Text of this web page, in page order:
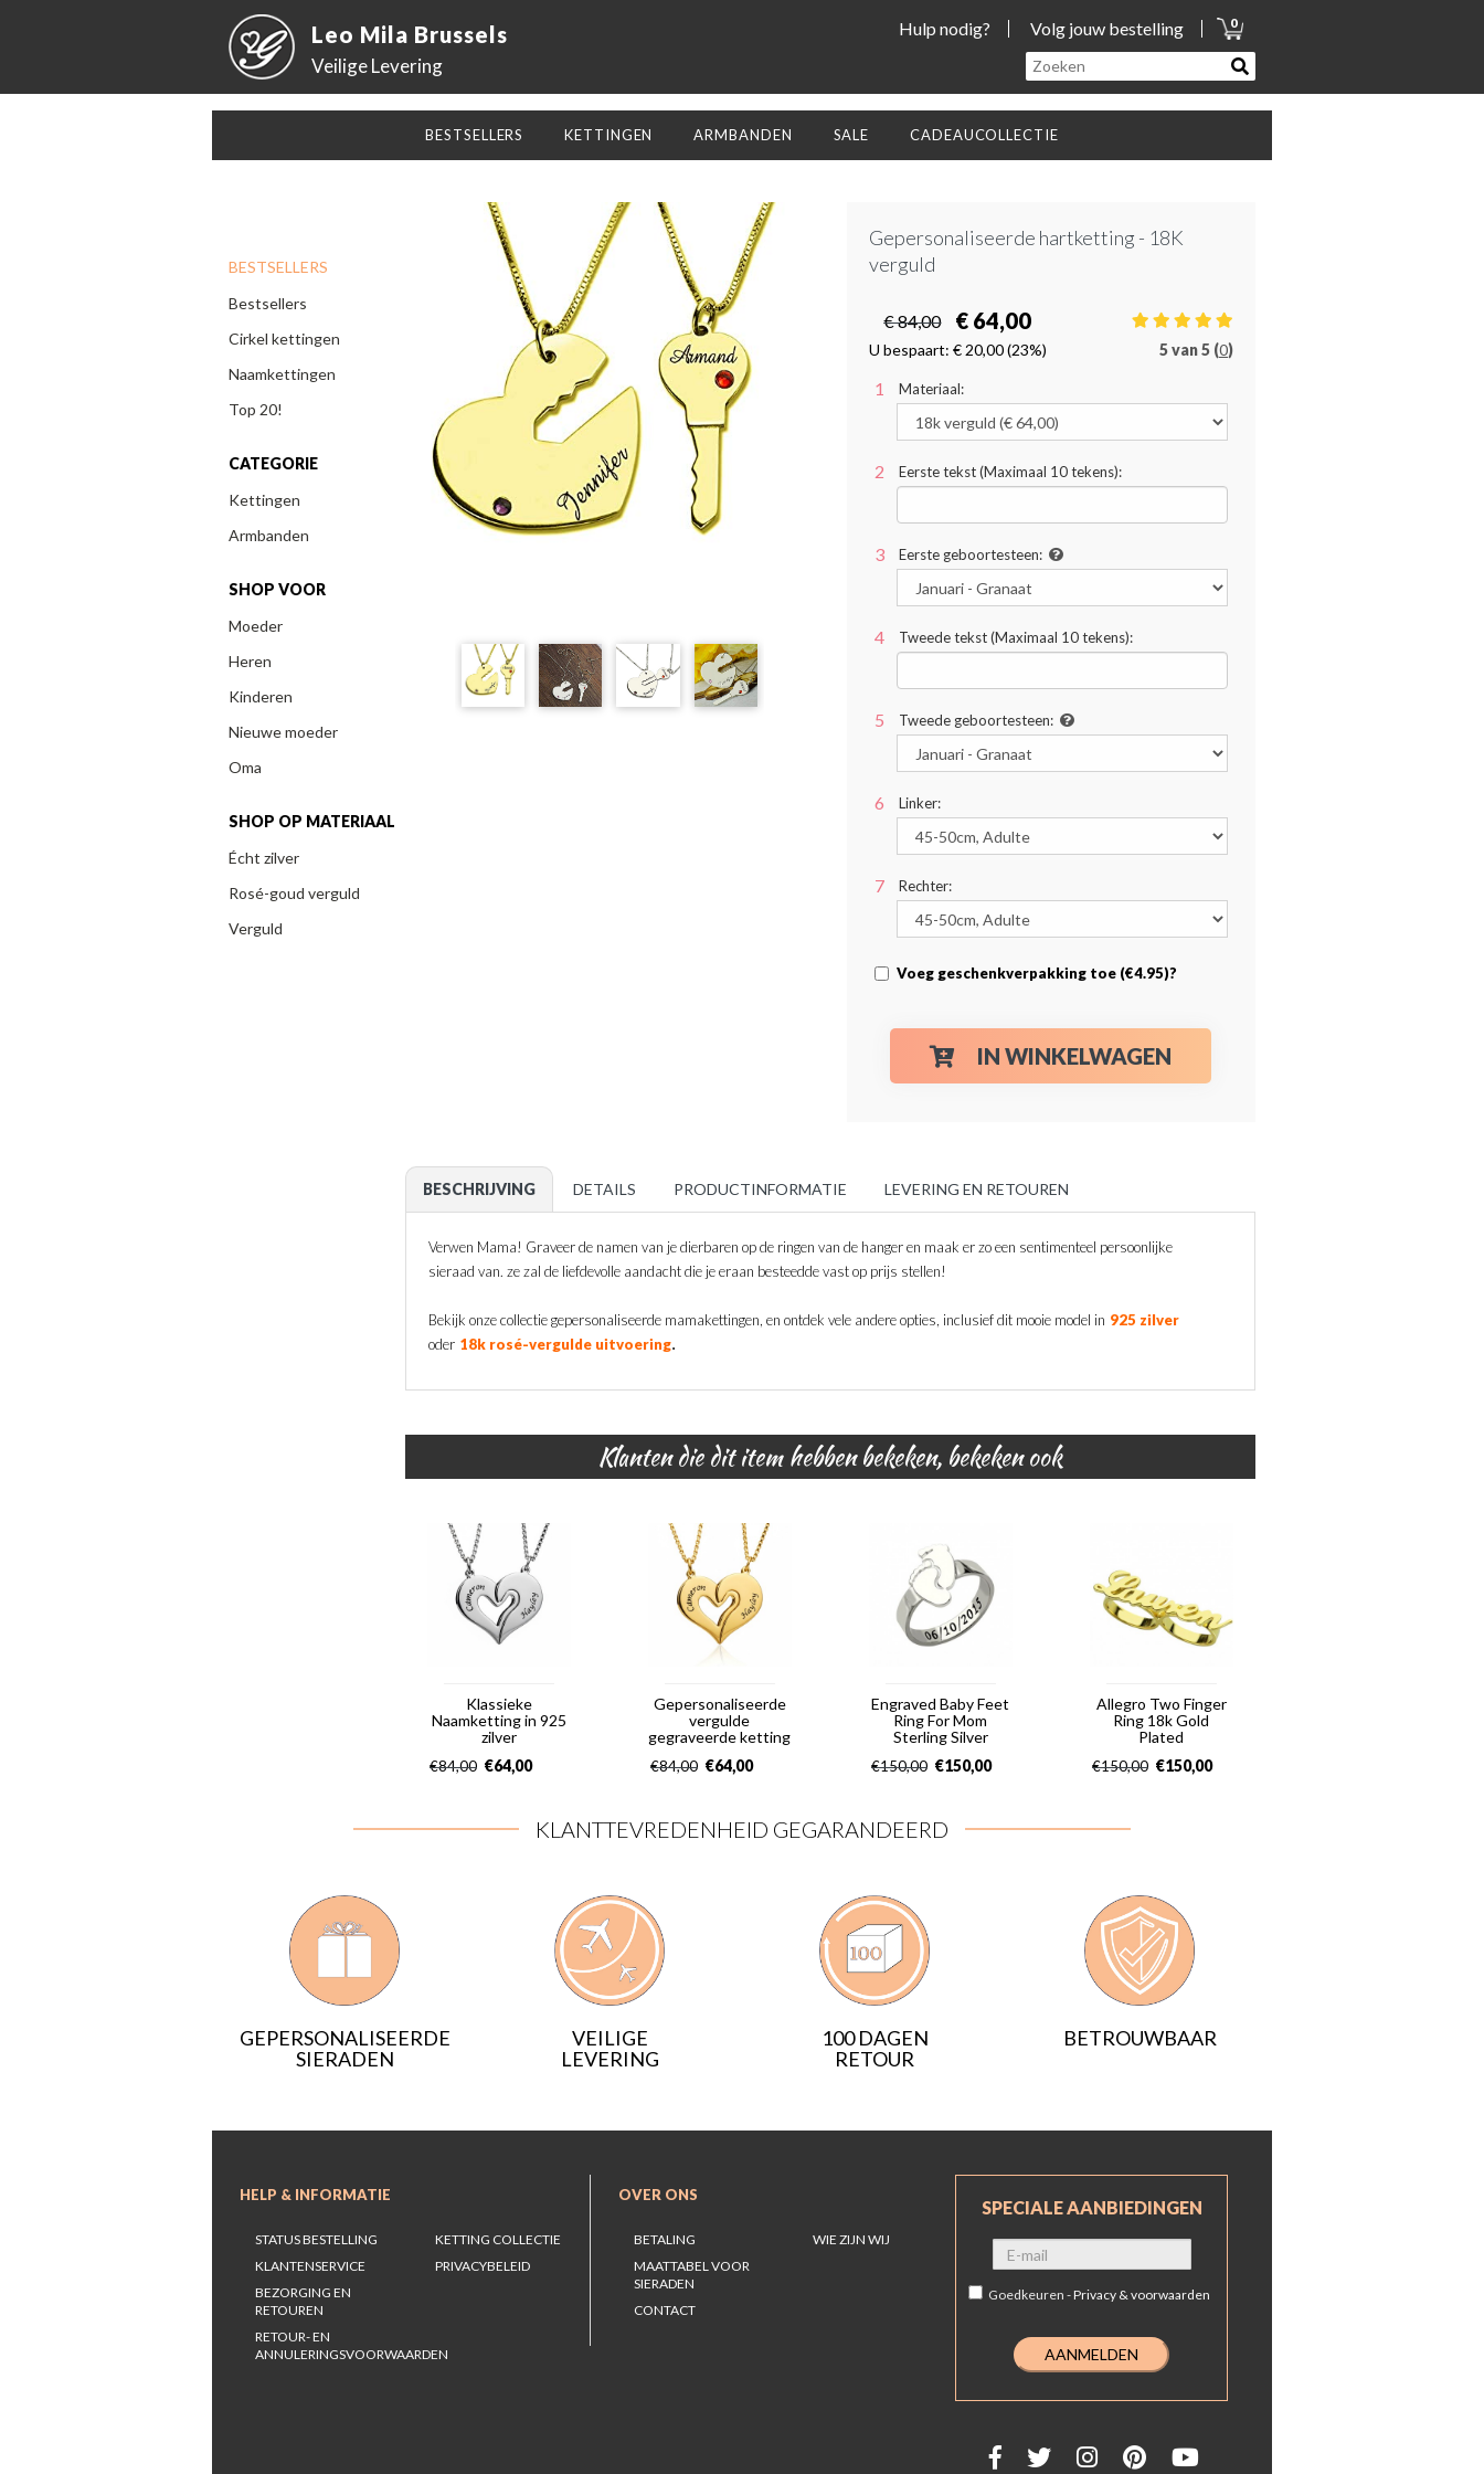
Leo Mila Brussels
Veilige Levering
Hulp nodig? Volg jouw bestelling 0
BESTSELLERS KETTINGEN ARMBANDEN SALE CADEAUCOLLECTIE
BESTSELLERS
Bestsellers
Cirkel kettingen
Naamkettingen
Top 20!
CATEGORIE
Kettingen
Armbanden
SHOP VOOR
Moeder
Heren
Kinderen
Nieuwe moeder
Oma
SHOP OP MATERIAAL
Écht zilver
Rosé-goud verguld
Verguld
Gepersonaliseerde hartketting - 18K
verguld
€ 84,00 € 64,00
U bespaart: € 20,00(23%) 5van5 (0)
Materiaal:
Eerste tekst (Maximaal 10 tekens):
Eerste geboortesteen:
Tweede tekst (Maximaal 10 tekens):
Tweede geboortesteen:
Linker:
Rechter:
Voeg geschenkverpakking toe (€4.95)?
IN WINKELWAGEN
BESCHRIJVING DETAILS PRODUCTINFORMATIE LEVERING EN RETOUREN
Verwen Mama! Graveer de namen van je dierbaren op de ringen van de hanger en maak er zo een sentimenteel persoonlijke
sieraad van. ze zal de liefdevolle aandacht die je eraan besteedde vast op prijs stellen!
Bekijk onze collectie gepersonaliseerde mamakettingen, en ontdek vele andere opties, inclusief dit mooie model in 925 zilver
oder 18k rosé-vergulde uitvoering.
Klanten die dit item hebben bekeken, bekeken ook
Klassieke
Naamketting in 925
zilver
€84,00 €64,00
Gepersonaliseerde
vergulde
gegraveerde ketting
€84,00 €64,00
Engraved Baby Feet
Ring For Mom
Sterling Silver
€150,00 €150,00
Allegro Two Finger
Ring 18k Gold
Plated
€150,00 €150,00
KLANTTEVREDENHEID GEGARANDEERD
100 DAGEN
RETOUR
BETROUWBAAR
GEPERSONALISEERDE
SIERADEN
VEILIGE
LEVERING
HELP & INFORMATIE
STATUS BESTELLING
KLANTENSERVICE
BEZORGING EN
RETOUREN
RETOUR- EN
ANNULERINGSVOORWAARDEN
KETTING COLLECTIE
PRIVACYBELEID
OVER ONS
BETALING
MAATTABEL VOOR
SIERADEN
CONTACT
WIE ZIJN WIJ
SPECIALE AANBIEDINGEN
Goedkeuren -Privacy & voorwaarden